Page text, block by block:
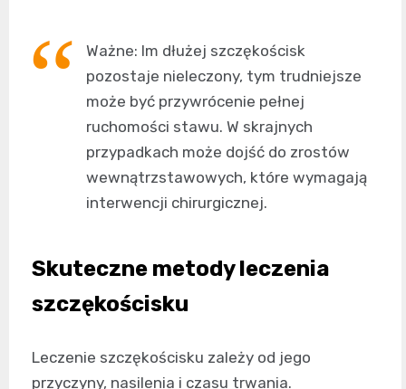
Ważne: Im dłużej szczękościsk
pozostaje nieleczony, tym trudniejsze
może być przywrócenie pełnej
ruchomości stawu. W skrajnych
przypadkach może dojść do zrostów
wewnątrzstawowych, które wymagają
interwencji chirurgicznej.
Skuteczne metody leczenia
szczękościsku
Leczenie szczękościsku zależy od jego
przyczyny, nasilenia i czasu trwania.